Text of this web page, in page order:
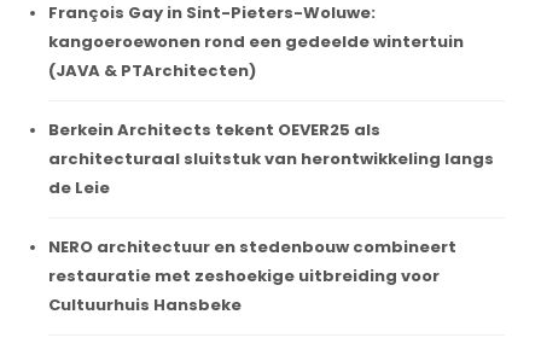
François Gay in Sint-Pieters-Woluwe:
kangoeroewonen rond een gedeelde wintertuin
(JAVA & PTArchitecten)
Berkein Architects tekent OEVER25 als
architecturaal sluitstuk van herontwikkeling langs
de Leie
NERO architectuur en stedenbouw combineert
restauratie met zeshoekige uitbreiding voor
Cultuurhuis Hansbeke